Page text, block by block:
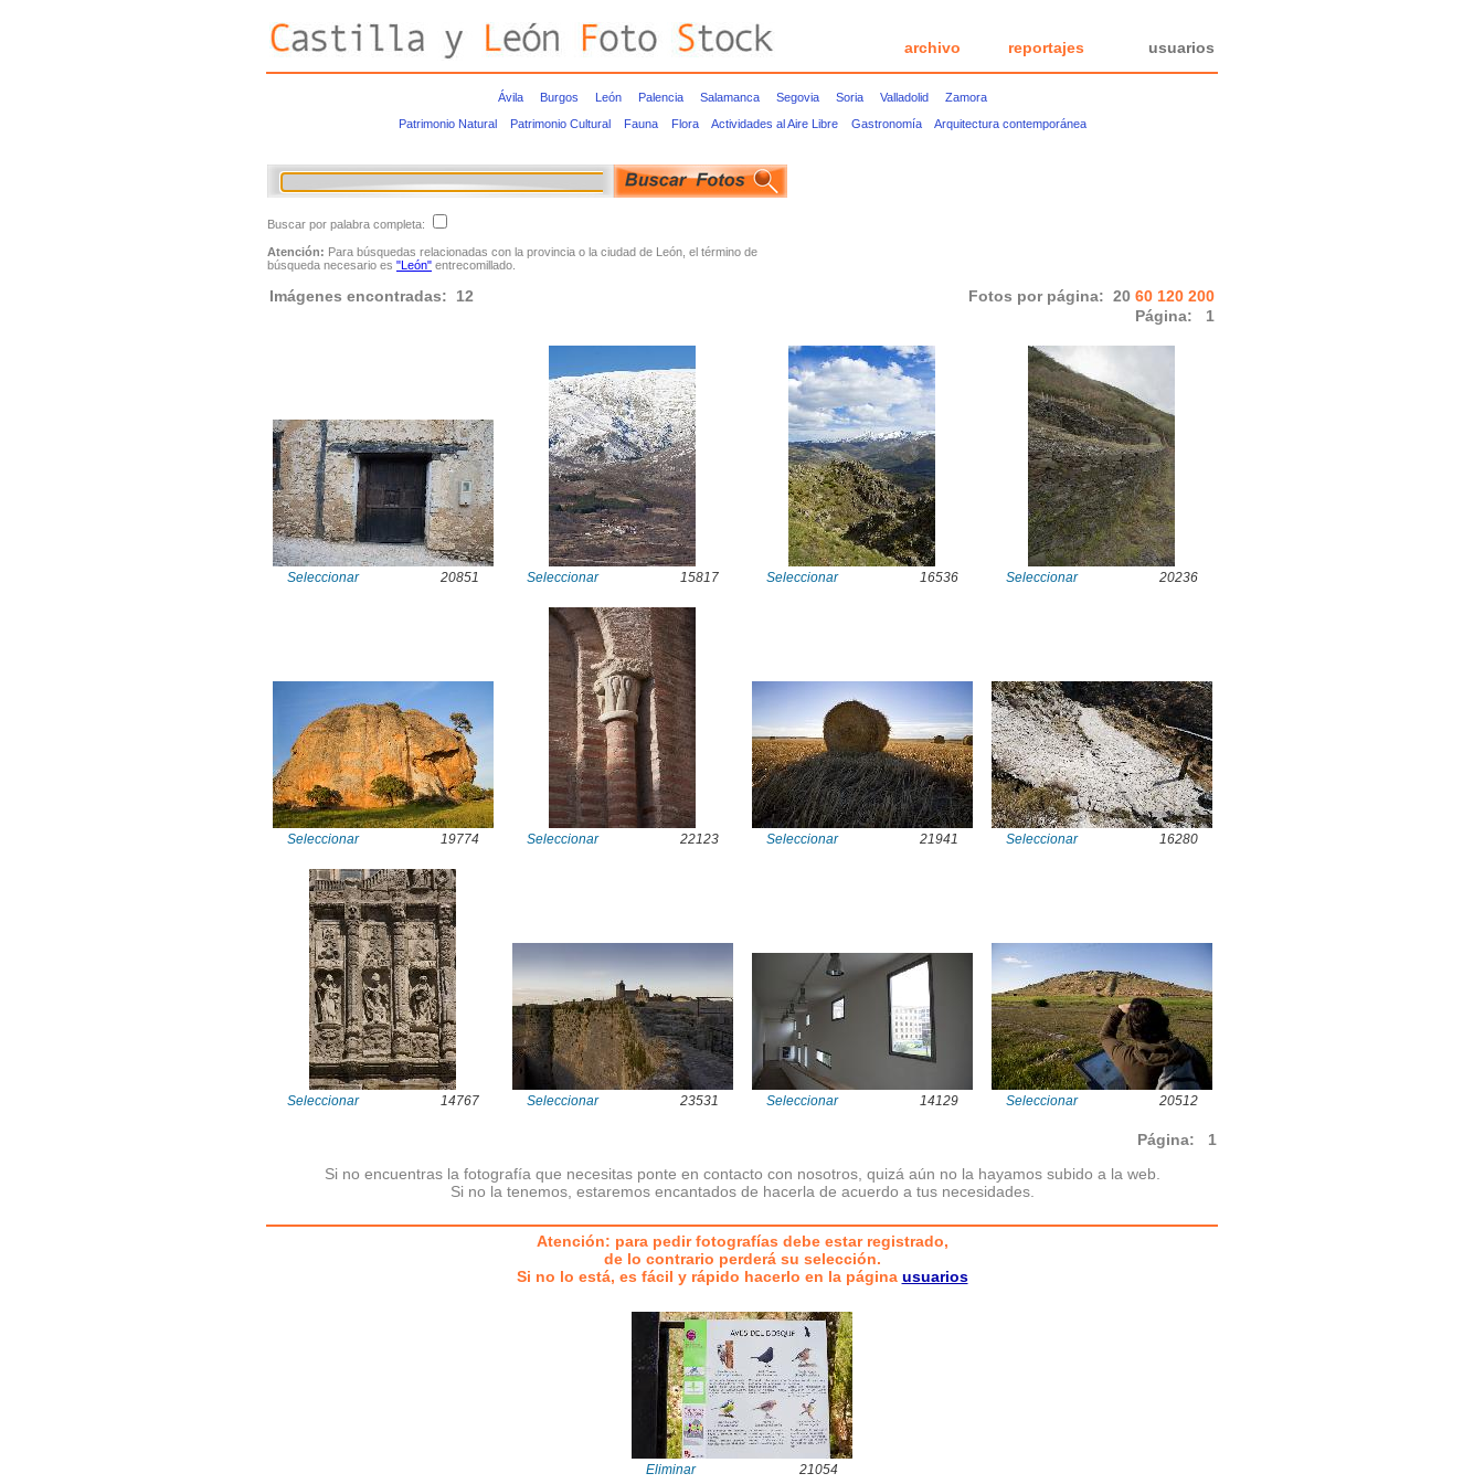
archivo reportajes usuarios
Ávila Burgos León Palencia Salamanca Segovia Soria Valladolid
Zamora
Patrimonio Natural
Patrimonio Cultural Fauna Flora Actividades al Aire Libre Gastronomía Arquitectura contemporánea
Buscar por palabra completa:
Atención: Para búsquedas relacionadas con la provincia o la ciudad de León, el término de
búsqueda necesario es "León" entrecomillado.
Imágenes encontradas: 12 Fotos por página: 20 60 120 200
Página:
1
Seleccionar 20851 Seleccionar 15817 Seleccionar 16536 Seleccionar 20236
Seleccionar 19774 Seleccionar 22123 Seleccionar 21941 Seleccionar 16280
Seleccionar 14767 Seleccionar 23531 Seleccionar 14129 Seleccionar 20512
Página:
1
Si no encuentras la fotografía que necesitas ponte en contacto con nosotros, quizá aún no la hayamos subido a la web.
Si no la tenemos, estaremos encantados de hacerla de acuerdo a tus necesidades.
Atención: para pedir fotografías debe estar registrado,
de lo contrario perderá su selección.
Si no lo está, es fácil y rápido hacerlo en la página usuarios
Eliminar 21054